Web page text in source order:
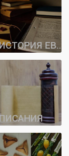
ИСТОРИЯ ЕВРЕЙСКИХ ФАМИЛИЙ
ПИСАНИЯ